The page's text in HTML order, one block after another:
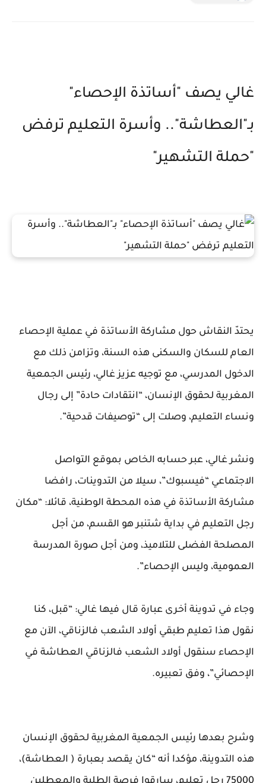
غالي يصف "أساتذة الإحصاء"
بـ"العطاشة".. وأسرة التعليم ترفض
"حملة التشهير"
يحتدّ النقاش حول مشاركة الأساتذة في عملية الإحصاء
العام للسكان والسكنى هذه السنة، وتزامن ذلك مع
الدخول المدرسي، مع توجيه عزيز غالي، رئيس الجمعية
المغربية لحقوق الإنسان، “انتقادات حادة” إلى رجال
ونساء التعليم، وصلت إلى “توصيفات قدحية”.
ونشر غالي، عبر حسابه الخاص بموقع التواصل
الاجتماعي “فيسبوك”، سيلا من التدوينات، رافضا
مشاركة الأساتذة في هذه المحطة الوطنية، قائلا: “مكان
رجل التعليم في بداية شتنبر هو القسم، من أجل
المصلحة الفضلى للتلاميذ، ومن أجل صورة المدرسة
العمومية، وليس الإحصاء”.
وجاء في تدوينة أخرى عبارة قال فيها غالي: “قبل، كنا
نقول هذا تعليم طبقي أولاد الشعب فالزناقي، الآن مع
الإحصاء سنقول أولاد الشعب فالزناقي العطاشة في
الإحصائي”، وفق تعبيره.
وشرح بعدها رئيس الجمعية المغربية لحقوق الإنسان
هذه التدوينة، مؤكدا أنه “كان يقصد بعبارة ( العطاشة)،